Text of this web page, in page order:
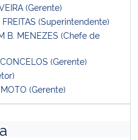
(Gerente)
FREITAS (Superintendente)
B. MENEZES (Chefe de
(Gerente)
(Gerente)